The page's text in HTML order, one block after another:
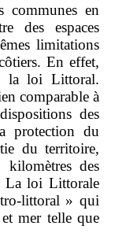
communes en
des espaces
limitations
En effet,
la loi Littoral.
comparable à
des
protection du
du territoire,
des
La loi Littorale
» qui
mer telle que